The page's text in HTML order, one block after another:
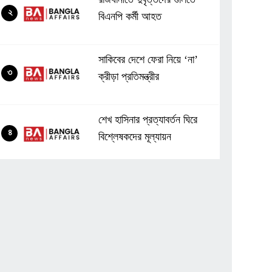
বিএনপি কর্মী আহত
২
সাকিবের দেশে ফেরা নিয়ে ‘না’
ক্রীড়া প্রতিমন্ত্রীর
৩
শেখ হাসিনার প্রত্যাবর্তন ঘিরে
বিশ্লেষকদের মূল্যায়ন
৪